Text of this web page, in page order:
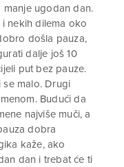
ugodan dan.
nekih dilema oko
došla pauza,
dalje još 10
put bez pauze.
malo. Drugi
Budući da
najviše muči, a
dobra
kaže, ako
dan i trebat će ti